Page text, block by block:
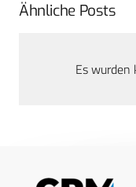
Ähnliche Posts
Es wurden